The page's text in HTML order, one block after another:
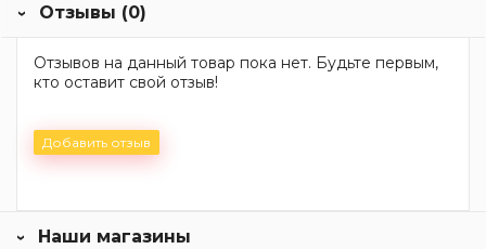
Отзывы (0)
Отзывов на данный товар пока нет. Будьте первым,
кто оставит свой отзыв!
Добавить отзыв
Наши магазины